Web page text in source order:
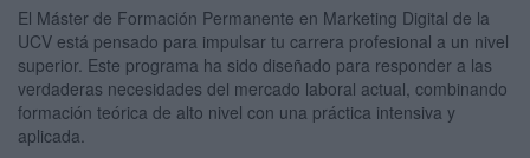
El Máster de Formación Permanente en Marketing Digital de la
UCV está pensado para impulsar tu carrera profesional a un nivel
superior. Este programa ha sido diseñado para responder a las
verdaderas necesidades del mercado laboral actual, combinando
formación teórica de alto nivel con una práctica intensiva y
aplicada.